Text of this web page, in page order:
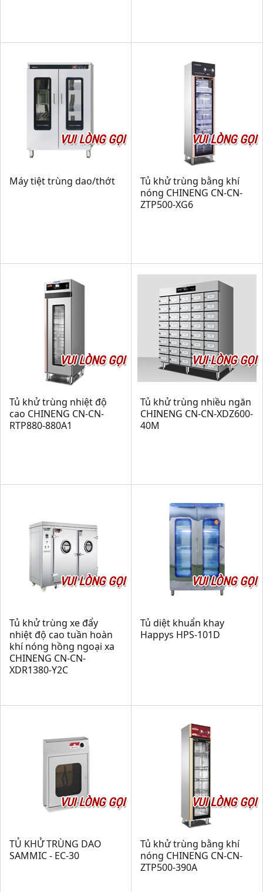
VUI LÒNG GỌI
Máy tiệt trùng dao/thớt
VUI LÒNG GỌI
Tủ khử trùng bằng khí
nóng CHINENG CN-CN-
ZTP500-XG6
VUI LÒNG GỌI
Tủ khử trùng nhiệt độ
cao CHINENG CN-CN-
RTP880-880A1
VUI LÒNG GỌI
Tủ khử trùng nhiều ngăn
CHINENG CN-CN-XDZ600-
40M
VUI LÒNG GỌI
Tủ khử trùng xe đẩy
nhiệt độ cao tuần hoàn
khí nóng hồng ngoại xa
CHINENG CN-CN-
XDR1380-Y2C
VUI LÒNG GỌI
Tủ diệt khuẩn khay
Happys HPS-101D
VUI LÒNG GỌI
TỦ KHỬ TRÙNG DAO
SAMMIC - EC-30
VUI LÒNG GỌI
Tủ khử trùng bằng khí
nóng CHINENG CN-CN-
ZTP500-390A